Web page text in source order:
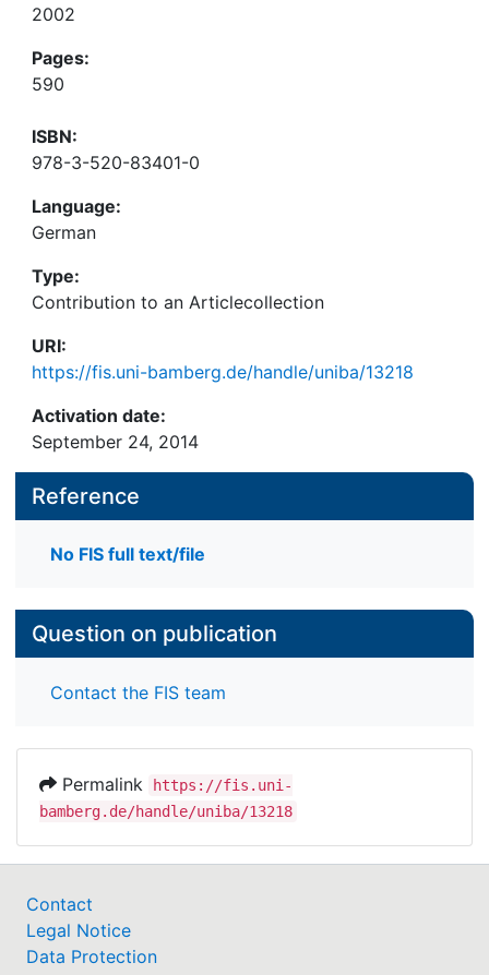
2002
Pages:
590
ISBN:
978-3-520-83401-0
Language:
German
Type:
Contribution to an Articlecollection
URI:
https://fis.uni-bamberg.de/handle/uniba/13218
Activation date:
September 24, 2014
Reference
No FIS full text/file
Question on publication
Contact the FIS team
Permalink
https://fis.uni-
bamberg.de/handle/uniba/13218
Contact
Legal Notice
Data Protection